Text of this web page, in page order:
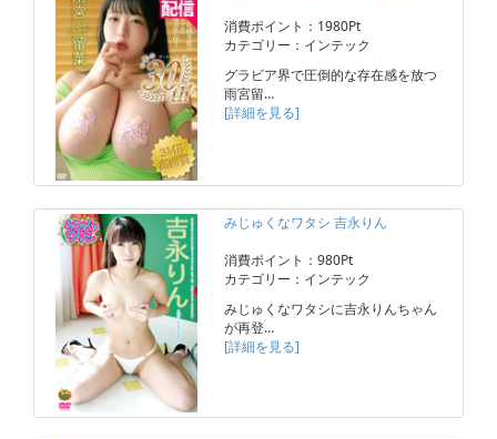
消費ポイント：1980Pt
カテゴリー：インテック
グラビア界で圧倒的な存在感を放つ
雨宮留…
[詳細を見る]
みじゅくなワタシ 吉永りん
消費ポイント：980Pt
カテゴリー：インテック
みじゅくなワタシに吉永りんちゃん
が再登…
[詳細を見る]